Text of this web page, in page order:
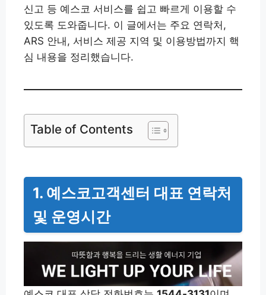
신고 등 예스코 서비스를 쉽고 빠르게 이용할 수
있도록 도와줍니다. 이 글에서는 주요 연락처,
ARS 안내, 서비스 제공 지역 및 이용방법까지 핵
심 내용을 정리했습니다.
Table of Contents
1. 예스코고객센터 대표 연락처
및 운영시간